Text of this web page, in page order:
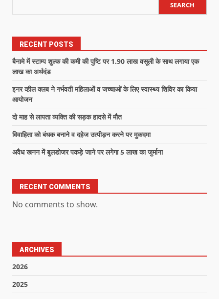
SEARCH
RECENT POSTS
बैनामे में स्टाम्प शुल्क की कमी की पुष्टि पर 1.90 लाख वसूली के साथ लगाया एक
लाख का अर्थदंड
इनर व्हील क्लब ने गर्भवती महिलाओं व जच्चाओं के लिए स्वास्थ्य शिविर का किया
आयोजन
दो माह से लापता व्यक्ति की सड़क हादसे में मौत
विवाहिता को बंधक बनाने व दहेज उत्पीड़न करने पर मुकदमा
अवैध खनन में बुलडोजर पकड़े जाने पर लगेगा 5 लाख का जुर्माना
RECENT COMMENTS
No comments to show.
ARCHIVES
2026
2025